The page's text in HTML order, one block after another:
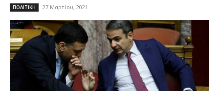
ΠΟΛΙΤΙΚΗ 27 Μαρτίου, 2021